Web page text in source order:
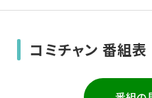
コミチャン 番組